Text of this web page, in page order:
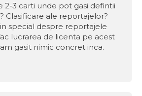
2-3 carti unde pot gasi defintii
Clasificare ale reportajelor?
special despre reportajele
lucrarea de licenta pe acest
gasit nimic concret inca.